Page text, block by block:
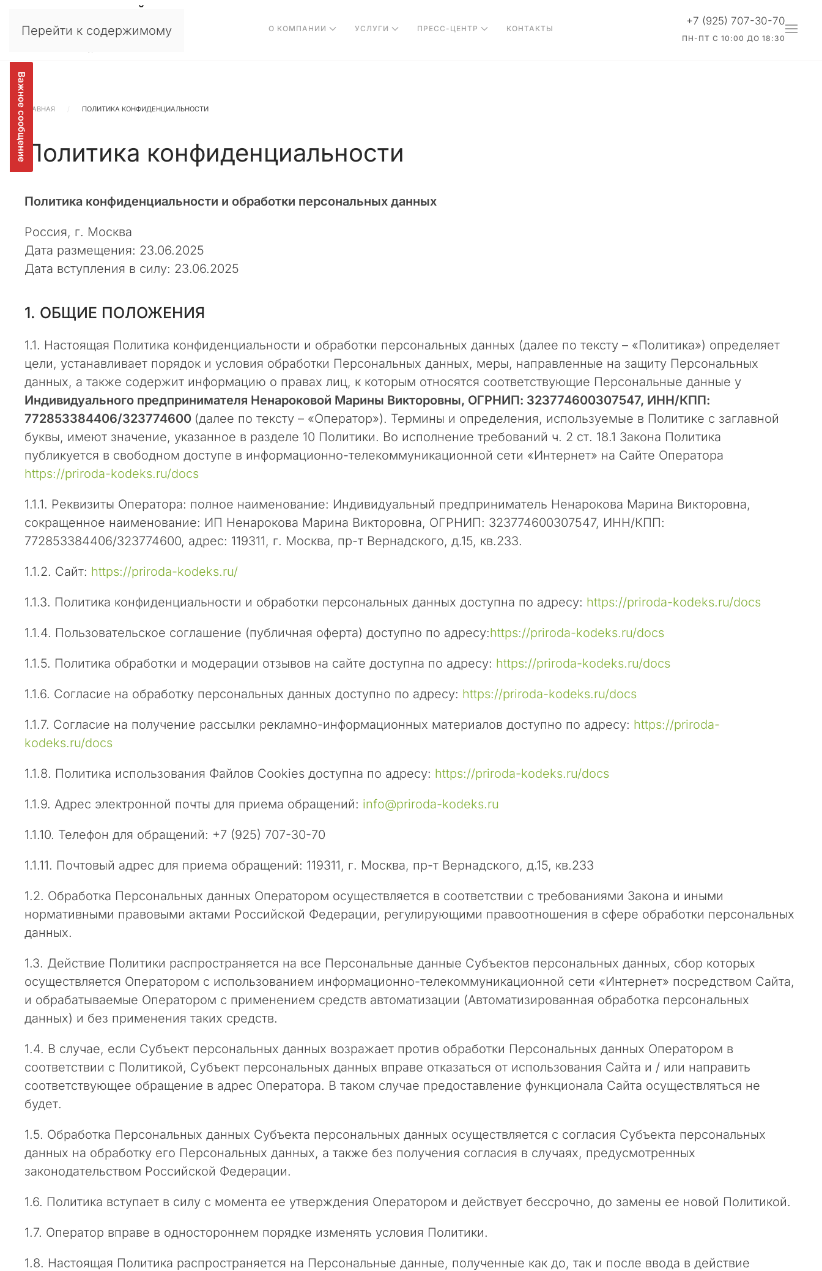
Перейти к содержимому О КОМПАНИИ УСЛУГИ ПРЕСС-ЦЕНТР КОНТАКТЫ
+7 (925) 707-30-70
ПН-ПТ С 10:00 ДО 18:30
ГЛАВНАЯ ПОЛИТИКА КОНФИДЕНЦИАЛЬНОСТИ
Политика конфиденциальности
Политика конфиденциальности и обработки персональных данных
Россия, г. Москва
Дата размещения: 23.06.2025
Дата вступления в силу: 23.06.2025
1. ОБЩИЕ ПОЛОЖЕНИЯ
1.1. Настоящая Политика конфиденциальности и обработки персональных данных (далее по тексту – «Политика») определяет
цели, устанавливает порядок и условия обработки Персональных данных, меры, направленные на защиту Персональных
данных, а также содержит информацию о правах лиц, к которым относятся соответствующие Персональные данные у
Индивидуального предпринимателя Ненароковой Марины Викторовны, ОГРНИП: 323774600307547, ИНН/КПП:
772853384406/323774600 (далее по тексту – «Оператор»). Термины и определения, используемые в Политике с заглавной
буквы, имеют значение, указанное в разделе 10 Политики. Во исполнение требований ч. 2 ст. 18.1 Закона Политика
публикуется в свободном доступе в информационно-телекоммуникационной сети «Интернет» на Сайте Оператора
https://priroda-kodeks.ru/docs
1.1.1. Реквизиты Оператора: полное наименование: Индивидуальный предприниматель Ненарокова Марина Викторовна,
сокращенное наименование: ИП Ненарокова Марина Викторовна, ОГРНИП: 323774600307547, ИНН/КПП:
772853384406/323774600, адрес: 119311, г. Москва, пр-т Вернадского, д.15, кв.233.
1.1.2. Сайт: https://priroda-kodeks.ru/
1.1.3. Политика конфиденциальности и обработки персональных данных доступна по адресу: https://priroda-kodeks.ru/docs
1.1.4. Пользовательское соглашение (публичная оферта) доступно по адресу:https://priroda-kodeks.ru/docs
1.1.5. Политика обработки и модерации отзывов на сайте доступна по адресу: https://priroda-kodeks.ru/docs
1.1.6. Согласие на обработку персональных данных доступно по адресу: https://priroda-kodeks.ru/docs
1.1.7. Согласие на получение рассылки рекламно-информационных материалов доступно по адресу: https://priroda-
kodeks.ru/docs
1.1.8. Политика использования Файлов Cookies доступна по адресу: https://priroda-kodeks.ru/docs
1.1.9. Адрес электронной почты для приема обращений: info@priroda-kodeks.ru
1.1.10. Телефон для обращений: +7 (925) 707-30-70
1.1.11. Почтовый адрес для приема обращений: 119311, г. Москва, пр-т Вернадского, д.15, кв.233
1.2. Обработка Персональных данных Оператором осуществляется в соответствии с требованиями Закона и иными
нормативными правовыми актами Российской Федерации, регулирующими правоотношения в сфере обработки персональных
данных.
1.3. Действие Политики распространяется на все Персональные данные Субъектов персональных данных, сбор которых
осуществляется Оператором с использованием информационно-телекоммуникационной сети «Интернет» посредством Сайта,
и обрабатываемые Оператором с применением средств автоматизации (Автоматизированная обработка персональных
данных) и без применения таких средств.
1.4. В случае, если Субъект персональных данных возражает против обработки Персональных данных Оператором в
соответствии с Политикой, Субъект персональных данных вправе отказаться от использования Сайта и / или направить
соответствующее обращение в адрес Оператора. В таком случае предоставление функционала Сайта осуществляться не
будет.
1.5. Обработка Персональных данных Субъекта персональных данных осуществляется с согласия Субъекта персональных
данных на обработку его Персональных данных, а также без получения согласия в случаях, предусмотренных
законодательством Российской Федерации.
1.6. Политика вступает в силу с момента ее утверждения Оператором и действует бессрочно, до замены ее новой Политикой.
1.7. Оператор вправе в одностороннем порядке изменять условия Политики.
1.8. Настоящая Политика распространяется на Персональные данные, полученные как до, так и после ввода в действие
Важное сообщение
× У
а
е
е
и
е
т
ы
,
н
р
ы
и
к
л
л
е
и
В
о
л
д
и
н
с
о
ь
о
е
я
е
в
ф
ц
и
л
ь
й
с
а
т
о
н
а
т
н